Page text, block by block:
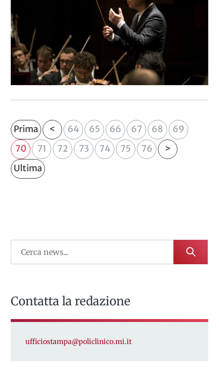
Prima < 64 65 66 67 68
69
70
71 72 73 74 75 76
>
Ultima
Contatta la redazione
ufficiostampa@policlinico.mi.it